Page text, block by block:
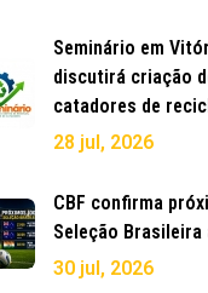
Seminário em
discutirá criação
catadores de
28 jul, 2026
CBF confirma
Seleção Brasileira
30 jul, 2026